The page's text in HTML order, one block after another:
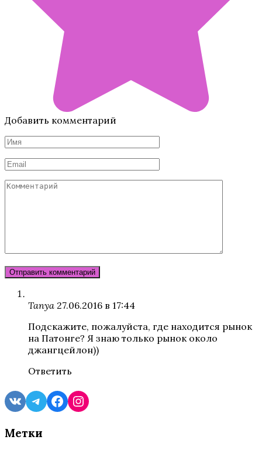
Добавить комментарий
Имя
Email
Комментарий
Tanya 27.06.2016 в 17:44
Подскажите, пожалуйста, где находится рынок
на Патонге? Я знаю только рынок около
джангцейлон))
Ответить
VKTelegram
Facebook
Instagram
Метки